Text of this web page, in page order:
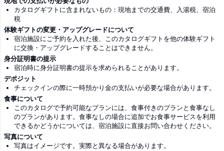
カタログギフトに含まれないもの：現地までの交通費、入湯税、宿泊
税
体験ギフトの変更・アップグレードについて
宿泊施設にご予約を入れた後、このカタログギフトを他の体験ギフト
に交換・アップグレードすることはできません。
身分証明書の提示
宿泊時に身分証明書の提示を求められることがあります。
デポジット
チェックインの際に一時預かり金の支払いが必要な場合があります。
食事について
このカタログで予約可能なプランには、食事付きのプランと食事なし
のプランがあります。食事なしの場合に追加でお食事サービスを利用
できるかどうかについては、宿泊施設に直接お問い合わせください。
写真について
写真はイメージです。実際と異なる場合があります。